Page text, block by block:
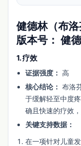
健德林（布
版本号： 健
1. 疗效
证据强度： 高
核心结论： 布洛
于缓解轻至中度
确且快速的疗效
关键支持数据：
在一项针对儿童